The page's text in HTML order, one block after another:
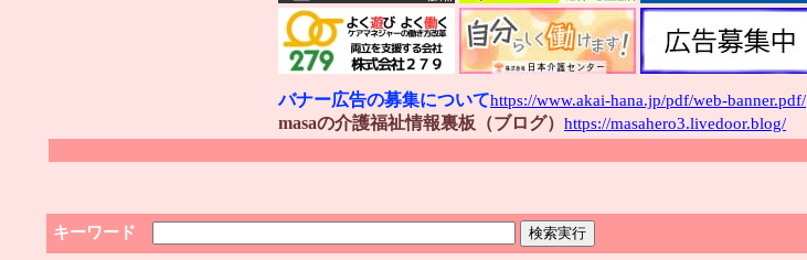
バナー広告の募集についてhttps://www.akai-hana.jp/pdf/web-banner.pdf/
masaの介護福祉情報裏板（ブログ） https://masahero3.livedoor.blog/
キーワード